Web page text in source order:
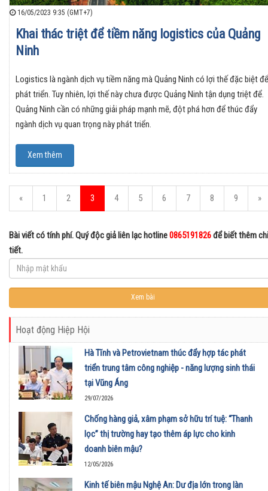
16/05/2023 9:35 (GMT+7)
Khai thác triệt để tiềm năng logistics của Quảng
Ninh
Logistics là ngành dịch vụ tiềm năng mà Quảng Ninh có lợi thế đặc biệt để
phát triển. Tuy nhiên, lợi thế này chưa được Quảng Ninh tận dụng triệt để.
Quảng Ninh cần có những giải pháp mạnh mẽ, đột phá hơn để thúc đẩy
ngành dịch vụ quan trọng này phát triển.
Xem thêm
« 1 2 3 4 5 6 7 8 9 »
Bài viết có tính phí. Quý độc giả liên lạc hotline0865191826để biết thêm chi
tiết.
Hoạt động Hiệp Hội
Hà Tĩnh và Petrovietnam thúc đẩy hợp tác phát
triển trung tâm công nghiệp - năng lượng sinh thái
tại Vũng Áng
29/07/2026
Chống hàng giả, xâm phạm sở hữu trí tuệ: “Thanh
lọc” thị trường hay tạo thêm áp lực cho kinh
doanh biên mậu?
12/05/2026
Kinh tế biên mậu Nghệ An: Dư địa lớn trong làn